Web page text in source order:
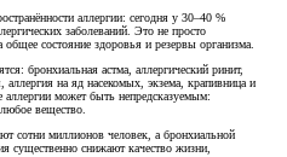
аллергии: сегодня у 30–40 %
заболеваний. Это не просто
состояние здоровья и резервы организма.
бронхиальная астма, аллергический ринит,
аллергия на яд насекомых, экзема, крапивница и
аллергии может быть непредсказуемым:
вещество.
сотни миллионов человек, а бронхиальной
существенно снижают качество жизни,